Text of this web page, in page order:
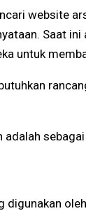
website
Saat
untuk
digunakan